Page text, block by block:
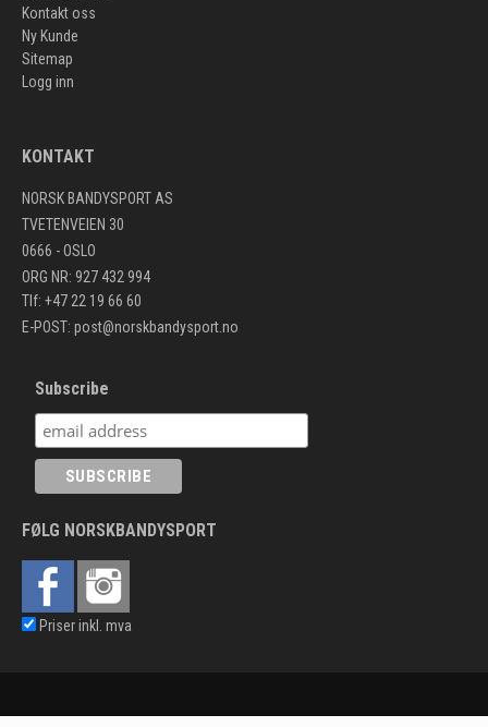
Kontakt oss
Ny Kunde
Sitemap
Logg inn
KONTAKT
NORSK BANDYSPORT AS
TVETENVEIEN 30
0666 - OSLO
ORG NR: 927 432 994
Tlf: +47 22 19 66 60
E-POST: post@norskbandysport.no
Subscribe
FØLG NORSKBANDYSPORT
Priser inkl. mva